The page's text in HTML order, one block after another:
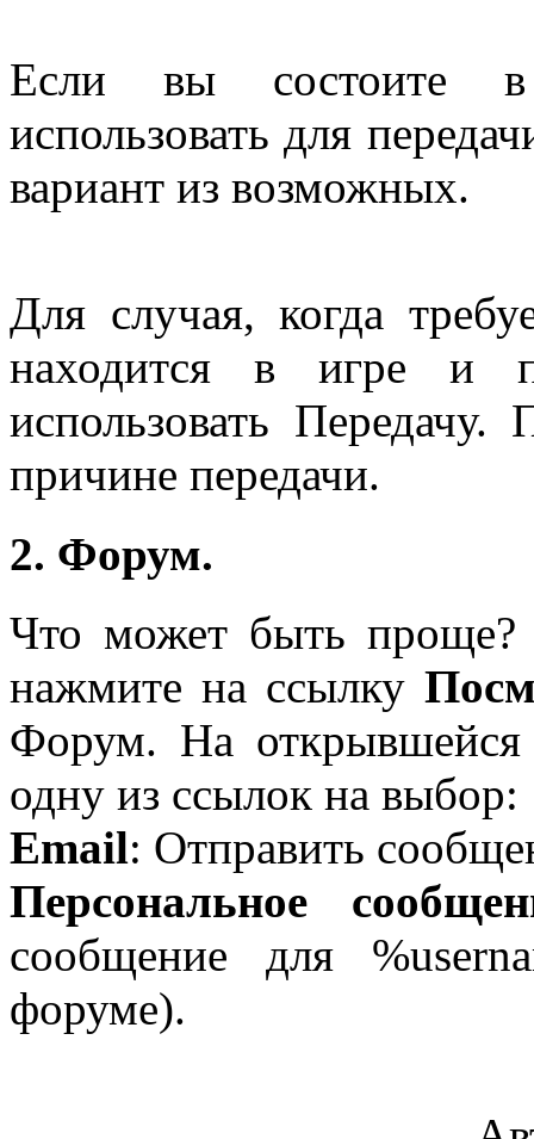
Если вы состоите
использовать для
вариант из возможных.
Для случая, когда
находится в игре и
использовать
причине передачи.
2. Форум.
Что может быть проще?
нажмите на ссылку
Форум. На
одну из ссылок на выбор:
Email: Отправить
Персональное
сообщение для
форуме).